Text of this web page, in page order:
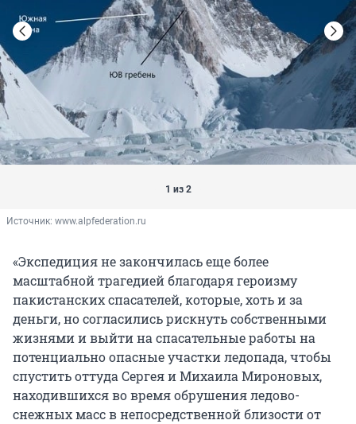
1 из 2
Источник: www.alpfederation.ru
«Экспедиция не закончилась еще более
масштабной трагедией благодаря героизму
пакистанских спасателей, которые, хоть и за
деньги, но согласились рискнуть собственными
жизнями и выйти на спасательные работы на
потенциально опасные участки ледопада, чтобы
спустить оттуда Сергея и Михаила Мироновых,
находившихся во время обрушения ледово-
снежных масс в непосредственной близости от